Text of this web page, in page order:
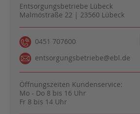
Entsorgungsbetriebe Lübeck
Malmöstraße 22 | 23560 Lübeck
0451 707600
entsorgungsbetriebe@ebl.de
Öffnungszeiten Kundenservice:
Mo - Do 8 bis 16 Uhr
Fr 8 bis 14 Uhr